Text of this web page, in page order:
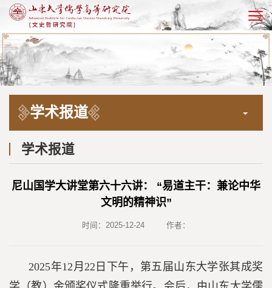
EN
学术报道
学术报道
尼山国学大讲堂第六十六讲： “易道主干：兼论中华
文明的精神识”
时间：2025-12-24 作者：
2025年12月22日下午，第五届山东大学张其成奖